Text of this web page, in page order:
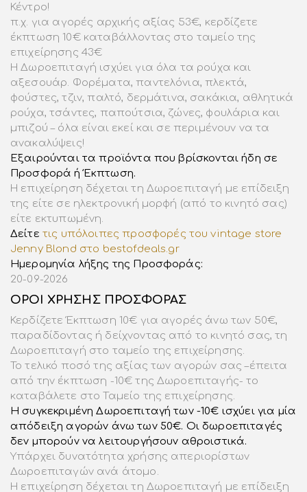
Κέντρο!
π.χ. για αγορές αρχικής αξίας 53€, κερδίζετε
έκπτωση 10€ καταβάλλοντας στο ταμείο της
επιχείρησης 43€
Η Δωροεπιταγή ισχύει για όλα τα ρούχα και
αξεσουάρ. Φορέματα, παντελόνια, πλεκτά,
φούστες, τζιν, παλτό, δερμάτινα, σακάκια, αθλητικά
ρούχα, τσάντες, παπούτσια, ζώνες, φουλάρια και
μπιζού – όλα είναι εκεί και σε περιμένουν να τα
ανακαλύψεις!
Εξαιρούνται τα προϊόντα που βρίσκονται ήδη σε
Προσφορά ή Έκπτωση.
Η επιχείρηση δέχεται τη Δωροεπιταγή με επίδειξη
της είτε σε ηλεκτρονική μορφή (από το κινητό σας)
είτε εκτυπωμένη.
Δείτε τις υπόλοιπες προσφορές του vintage store
Jenny Blond στο bestofdeals.gr
Ημερομηνία λήξης της Προσφοράς:
20-09-2026
ΟΡΟΙ ΧΡΗΣΗΣ ΠΡΟΣΦΟΡΑΣ
Κερδίζετε Έκπτωση 10€ για αγορές άνω των 50€,
παραδίδοντας ή δείχνοντας από το κινητό σας, τη
Δωροεπιταγή στο ταμείο της επιχείρησης.
Το τελικό ποσό της αξίας των αγορών σας –έπειτα
από την έκπτωση -10€ της Δωροεπιταγής- το
καταβάλετε στο Ταμείο της επιχείρησης.
Η συγκεκριμένη Δωροεπιταγή των -10€ ισχύει για μία
απόδειξη αγορών άνω των 50€. Οι δωροεπιταγές
δεν μπορούν να λειτουργήσουν αθροιστικά.
Υπάρχει δυνατότητα χρήσης απεριορίστων
Δωροεπιταγών ανά άτομο.
Η επιχείρηση δέχεται τη Δωροεπιταγή με επίδειξη